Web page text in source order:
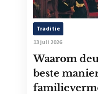
Traditie
13 juli 2026
Waarom
beste